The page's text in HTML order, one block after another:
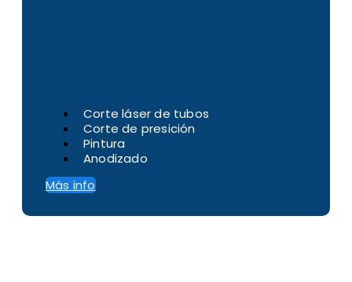
Corte láser de tubos
Corte de presición
Pintura
Anodizado
Más info